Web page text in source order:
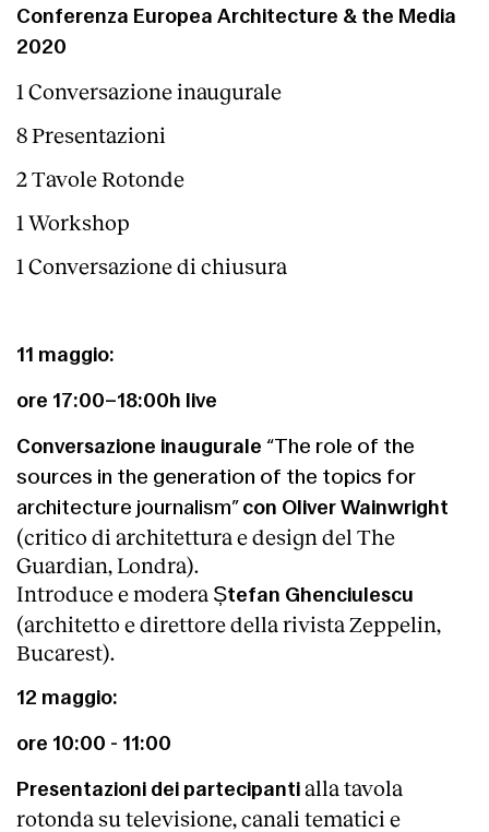
Conferenza Europea Architecture & the Media
2020
1 Conversazione inaugurale
8 Presentazioni
2 Tavole Rotonde
1 Workshop
1 Conversazione di chiusura
11 maggio:
ore 17:00–18:00h live
Conversazione inaugurale “The role of the
sources in the generation of the topics for
architecture journalism” con Oliver Wainwright
(critico di architettura e design del The
Guardian, Londra).
Introduce e modera Ștefan Ghenciulescu
(architetto e direttore della rivista Zeppelin,
Bucarest).
12 maggio:
ore 10:00 - 11:00
Presentazioni dei partecipanti alla tavola
rotonda su televisione, canali tematici e